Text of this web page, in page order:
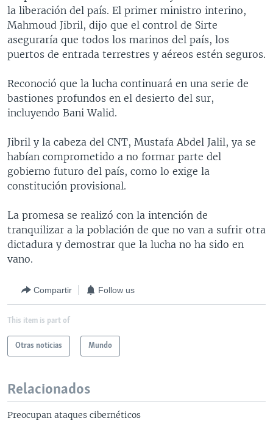
DEPORTIVO INTERNACIONAL
NOTA ECONÓMICA
ENTRETENIMIENTO
la liberación del país. El primer ministro interino,
Mahmoud Jibril, dijo que el control de Sirte
aseguraría que todos los marinos del país, los
puertos de entrada terrestres y aéreos estén seguros.
Reconoció que la lucha continuará en una serie de
bastiones profundos en el desierto del sur,
incluyendo Bani Walid.
Jibril y la cabeza del CNT, Mustafa Abdel Jalil, ya se
habían comprometido a no formar parte del
gobierno futuro del país, como lo exige la
constitución provisional.
La promesa se realizó con la intención de
tranquilizar a la población de que no van a sufrir otra
dictadura y demostrar que la lucha no ha sido en
vano.
Compartir Follow us
This item is part of
Otras noticias Mundo
Relacionados
Preocupan ataques cibernéticos